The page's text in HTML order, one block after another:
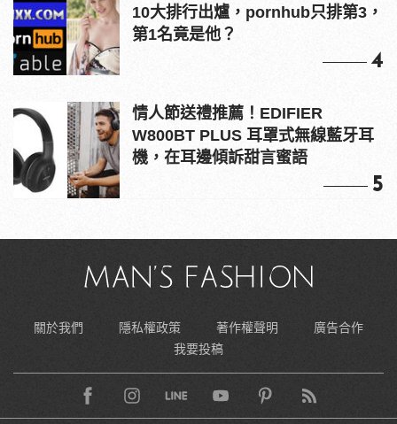
10大排行出爐，pornhub只排第3，
第1名竟是他？
4
情人節送禮推薦！EDIFIER
W800BT PLUS 耳罩式無線藍牙耳
機，在耳邊傾訴甜言蜜語
5
關於我們 隱私權政策 著作權聲明
廣告合作
我要投稿